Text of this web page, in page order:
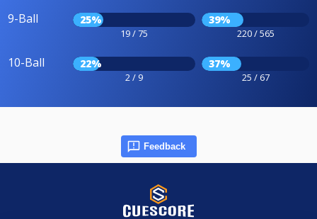
9-Ball 25%
19 / 75
39%
220 / 565
10-Ball 22%
2 / 9
37%
25 / 67
Feedback